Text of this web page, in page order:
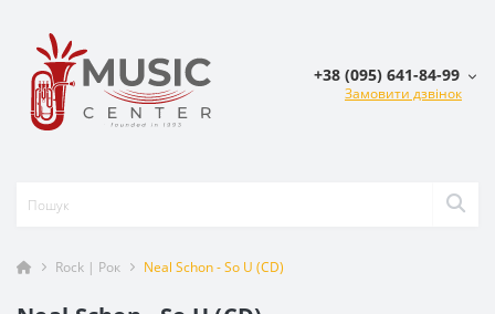
+38 (095) 641-84-99
Замовити дзвінок
Rock | Рок Neal Schon - So U (CD)